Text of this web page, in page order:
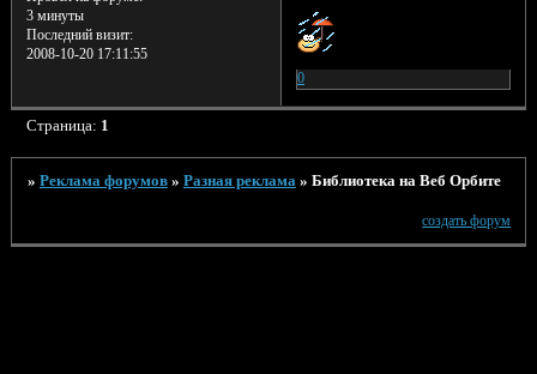
3 минуты
Последний визит:
2008-10-20 17:11:55
0
Страница: 1
» Реклама форумов » Разная реклама » Библиотека на Веб Орбите
создать форум